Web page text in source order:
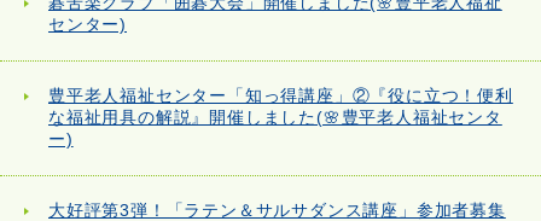
センター)
豊平老人福祉センター「知っ得講座」②『役に立つ！便利
な福祉用具の解説』開催しました(🌸豊平老人福祉センタ
ー)
大好評第3弾！「ラテン＆サルサダンス講座」参加者募集